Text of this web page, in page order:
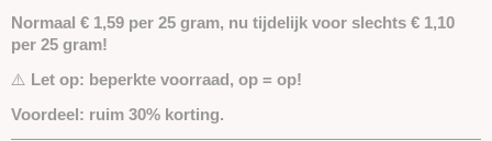
Normaal € 1,59 per 25 gram, nu tijdelijk voor slechts € 1,10
per 25 gram!
⚠️ Let op: beperkte voorraad, op = op!
Voordeel: ruim 30% korting.